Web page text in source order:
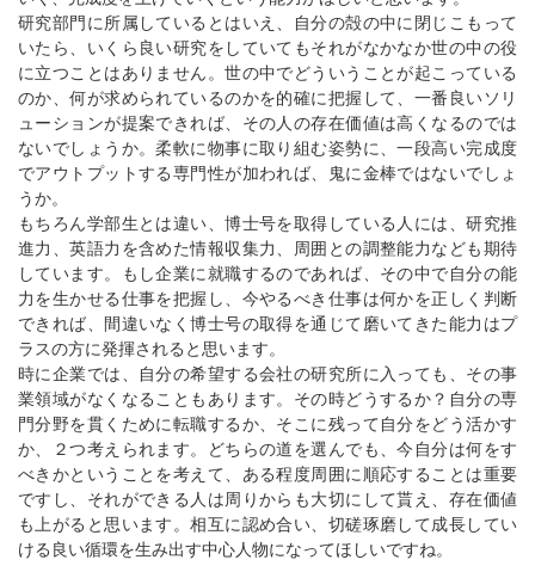
研究部門に所属しているとはいえ、自分の殻の中に閉じこもって
いたら、いくら良い研究をしていてもそれがなかなか世の中の役
に立つことはありません。世の中でどういうことが起こっている
のか、何が求められているのかを的確に把握して、一番良いソリ
ューションが提案できれば、その人の存在価値は高くなるのでは
ないでしょうか。柔軟に物事に取り組む姿勢に、一段高い完成度
でアウトプットする専門性が加われば、鬼に金棒ではないでしょ
うか。
もちろん学部生とは違い、博士号を取得している人には、研究推
進力、英語力を含めた情報収集力、周囲との調整能力なども期待
しています。もし企業に就職するのであれば、その中で自分の能
力を生かせる仕事を把握し、今やるべき仕事は何かを正しく判断
できれば、間違いなく博士号の取得を通じて磨いてきた能力はプ
ラスの方に発揮されると思います。
時に企業では、自分の希望する会社の研究所に入っても、その事
業領域がなくなることもあります。その時どうするか？自分の専
門分野を貫くために転職するか、そこに残って自分をどう活かす
か、２つ考えられます。どちらの道を選んでも、今自分は何をす
べきかということを考えて、ある程度周囲に順応することは重要
ですし、それができる人は周りからも大切にして貰え、存在価値
も上がると思います。相互に認め合い、切磋琢磨して成長してい
ける良い循環を生み出す中心人物になってほしいですね。